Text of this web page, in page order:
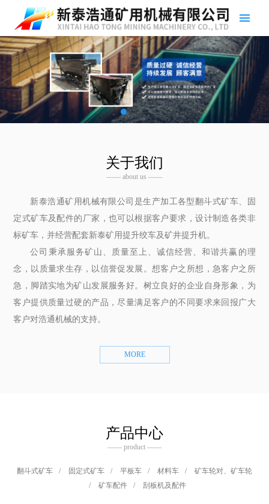
关于我们
—— about us ——
新泰浩通矿用机械有限公司是生产加工各型翻斗式矿车、固
定式矿车及配件的厂家，也可以根据客户要求，设计制造各类非
标矿车，并经营配套新泰矿用提升绞车及矿井提升机。
公司秉承服务矿山、质量至上、诚信经营、和谐共赢的理
念，以质量求生存，以信誉促发展。想客户之所想，急客户之所
急，脚踏实地为矿山发展服务好。树立良好的企业自身形象，为
客户提供质量过硬的产品，尽量满足客户的不同要求来回报广大
客户对浩通机械的支持。
MORE
产品中心
—— product ——
翻斗式矿车 / 固定式矿车 / 平板车 / 材料车 /
矿车轮对、矿车轮
/
矿车配件 / 刮板机及配件